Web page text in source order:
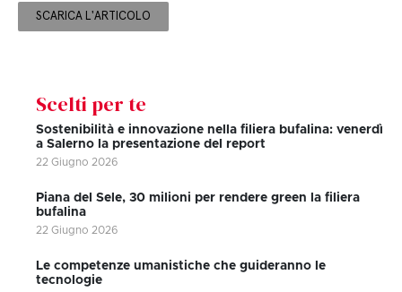
SCARICA L'ARTICOLO
Scelti per te
Sostenibilità e innovazione nella filiera bufalina: venerdì
a Salerno la presentazione del report
22 Giugno 2026
Piana del Sele, 30 milioni per rendere green la filiera
bufalina
22 Giugno 2026
Le competenze umanistiche che guideranno le
tecnologie